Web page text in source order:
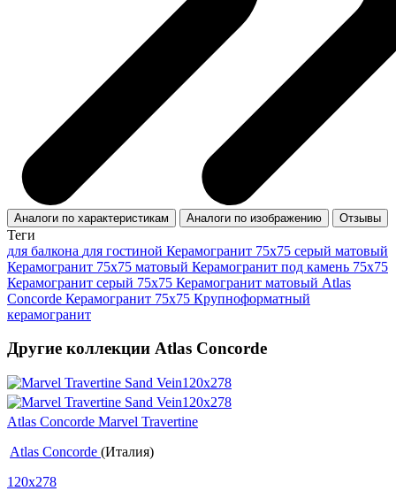
Аналоги по характеристикам Аналоги по изображению Отзывы
Теги
для балкона для гостиной Керамогранит 75x75 серый матовый
Керамогранит 75x75 матовый Керамогранит под камень 75x75
Керамогранит серый 75x75 Керамогранит матовый Atlas
Concorde Керамогранит 75x75 Крупноформатный
керамогранит
Другие коллекции Atlas Concorde
Atlas Concorde Marvel Travertine
Atlas Concorde (Италия)
120x278